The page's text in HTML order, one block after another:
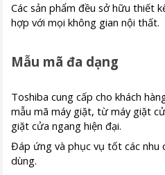
Các sản phẩm đều sở hữu thiết
hợp với mọi không gian nội thất.
Mẫu mã đa dạng
Toshiba cung cấp cho khách
mẫu mã máy giặt, từ máy giặt
giặt cửa ngang hiện đại.
Đáp ứng và phục vụ tốt các nhu
dùng.